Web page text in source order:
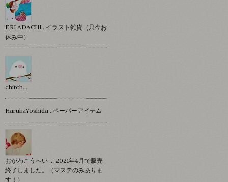
ERI ADACHI...イラスト雑貨（只今お
休み中）
chitch…
HarukaYoshida…ペーパーアイテム
おがわこうへい … 2021年4月で販売
終了しました。（マステのみありま
す！）